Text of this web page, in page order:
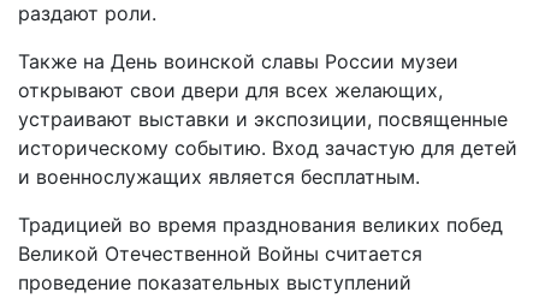
раздают роли.
Также на День воинской славы России музеи
открывают свои двери для всех желающих,
устраивают выставки и экспозиции, посвященные
историческому событию. Вход зачастую для детей
и военнослужащих является бесплатным.
Традицией во время празднования великих побед
Великой Отечественной Войны считается
проведение показательных выступлений